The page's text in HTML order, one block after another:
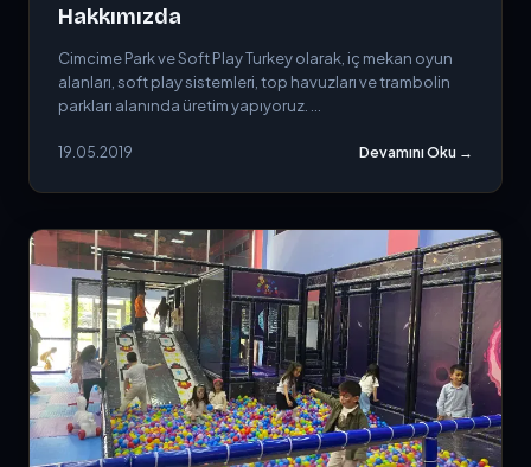
Hakkımızda
Cimcime Park ve Soft Play Turkey olarak, iç mekan oyun
alanları, soft play sistemleri, top havuzları ve trambolin
parkları alanında üretim yapıyoruz. ...
19.05.2019 Devamını Oku →